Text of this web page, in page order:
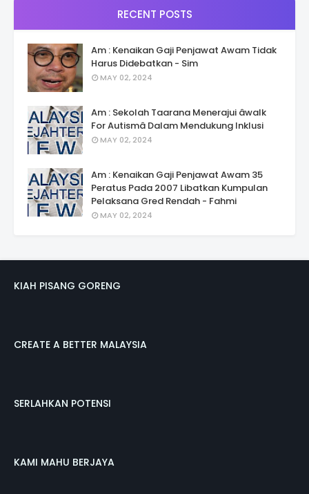
RECENT POSTS
Am : Kenaikan Gaji Penjawat Awam Tidak
Harus Didebatkan - Sim
MAY 02, 2024
Am : Sekolah Taarana Menerajui âwalk
For Autismâ Dalam Mendukung Inklusi
MAY 02, 2024
Am : Kenaikan Gaji Penjawat Awam 35
Peratus Pada 2007 Libatkan Kumpulan
Pelaksana Gred Rendah - Fahmi
MAY 02, 2024
KIAH PISANG GORENG
CREATE A BETTER MALAYSIA
SERLAHKAN POTENSI
KAMI MAHU BERJAYA